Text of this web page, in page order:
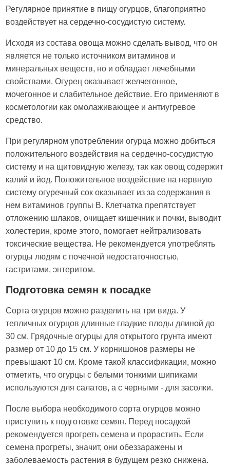
Регулярное принятие в пищу огурцов, благоприятно
воздействует на сердечно-сосудистую систему.
Исходя из состава овоща можно сделать вывод, что он
является не только источником витаминов и
минеральных веществ, но и обладает лечебными
свойствами. Огурец оказывает желчегонное,
мочегонное и слабительное действие. Его применяют в
косметологии как омолаживающее и антиугревое
средство.
При регулярном употреблении огурца можно добиться
положительного воздействия на сердечно-сосудистую
систему и на щитовидную железу, так как овощ содержит
калий и йод. Положительное воздействие на нервную
систему огуречный сок оказывает из за содержания в
нем витаминов группы В. Клетчатка препятствует
отложению шлаков, очищает кишечник и почки, выводит
холестерин, кроме этого, помогает нейтрализовать
токсические вещества. Не рекомендуется употреблять
огурцы людям с почечной недостаточностью,
гастритами, энтеритом.
Подготовка семян к посадке
Сорта огурцов можно разделить на три вида. У
тепличных огурцов длинные гладкие плоды длиной до
30 см. Грядочные огурцы для открытого грунта имеют
размер от 10 до 15 см. У корнишонов размеры не
превышают 10 см. Кроме такой классификации, можно
отметить, что огурцы с белыми тонкими шипиками
используются для салатов, а с черными - для засолки.
После выбора необходимого сорта огурцов можно
приступить к подготовке семян. Перед посадкой
рекомендуется прогреть семена и прорастить. Если
семена прогреты, значит, они обеззаражены и
заболеваемость растения в будущем резко снижена.